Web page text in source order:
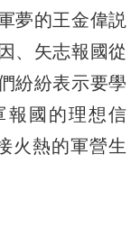
夢的王金偉説
、矢志報國從
紛紛表示要學
報國的理想信
火熱的軍營生